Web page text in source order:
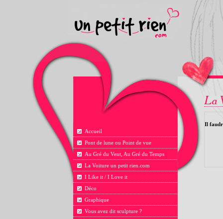
Accueil
Pont de lune ou Point de vue
Au Gré du Vent, Au Gré du Temps
La Voiture un petit rien.com
I Like it / I Love it
Déco
Graphique
Vous avez dit sculpture ?
Il